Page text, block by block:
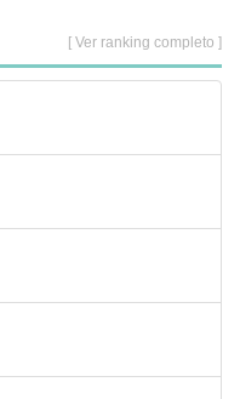
[ Ver ranking completo ]